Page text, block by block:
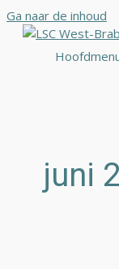
Ga naar de inhoud
juni